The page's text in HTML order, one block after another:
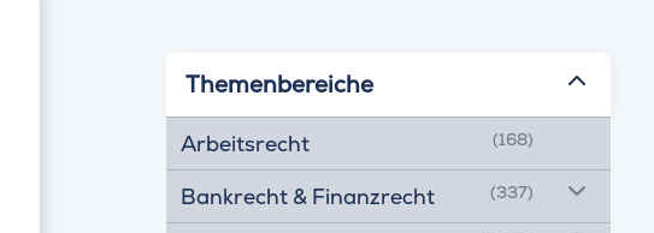
Themenbereiche
Arbeitsrecht (168)
Bankrecht & Finanzrecht (337)